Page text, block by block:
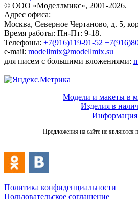
© ООО «Моделлмикс», 2001-2026.
Адрес офиса:
Москва, Северное Чертаново, д. 5,
Время работы: Пн-Пт: 9-18.
Телефоны: +7(916)119-91-52
e-mail: modellmix@modellmix.su
для писем с большими вложениями:
Модели и макеты в
Изделия в
Информация
Предложения на сайте не являются
Политика конфиденциальности
Пользовательское соглашение